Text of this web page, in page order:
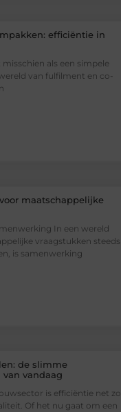
efficiëntie in
als een simpele
van fulfilment en co-
maatschappelijke
In een wereld
vraagstukken steeds
is samenwerking
de slimme
vandaag
is efficiëntie net zo
Of het nu gaat om een